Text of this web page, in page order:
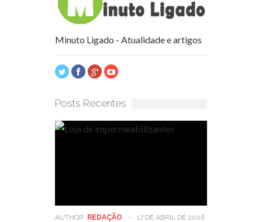
Minuto Ligado - Atualidade e artigos
Posts Recentes
AUTHOR: REDAÇÃO - 17 DE ABRIL DE 2026